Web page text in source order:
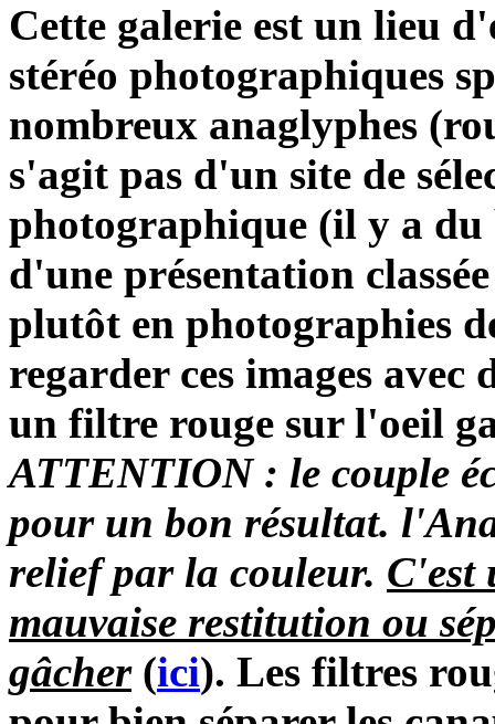
Cette galerie est un lieu
stéréo photographiques
nombreux anaglyphes
s'agit pas d'un site de
photographique (il y a du
d'une présentation
plutôt en photographies
regarder ces images avec
un filtre rouge sur l'oeil
ATTENTION : le couple
pour un bon résultat.
relief par la couleur. C'est
mauvaise restitution ou
gâcher(ici). Les filtres